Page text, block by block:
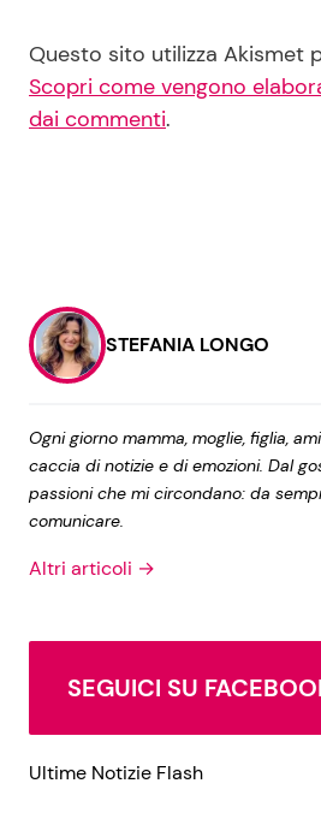
Questo sito utilizza Akismet
Scopri come vengono
dai commenti.
STEFANIA LONGO
Ogni giorno mamma, moglie, figlia,
caccia di notizie e di emozioni. Dal
passioni che mi circondano: da
comunicare.
Altri articoli →
SEGUICI SU
Ultime Notizie Flash